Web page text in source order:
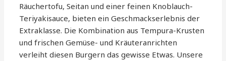
Räuchertofu, Seitan und einer feinen Knoblauch-
Teriyakisauce, bieten ein Geschmackserlebnis der
Extraklasse. Die Kombination aus Tempura-Krusten
und frischen Gemüse- und Kräuteranrichten
verleiht diesen Burgern das gewisse Etwas. Unsere